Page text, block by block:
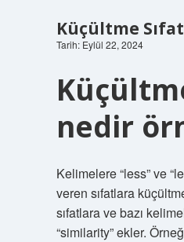
Küçültme
Tarih: Eylül 22, 2024
nedir
Kelimelere “less” ve
veren sıfatlara
sıfatlara ve bazı
“similarity” ekler.